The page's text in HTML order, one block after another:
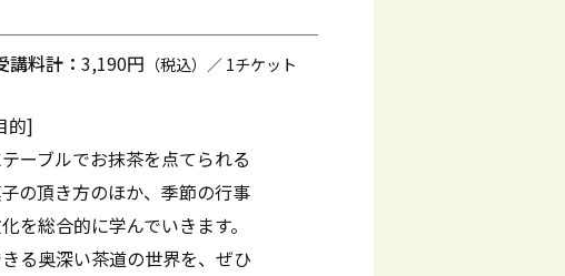
講料計： 3,190円 （税込）／ 1チケット
的]
ーブルでお抹茶を点てられる
の頂き方のほか、季節の行事
を総合的に学んでいきます。
る奥深い茶道の世界を、ぜひ